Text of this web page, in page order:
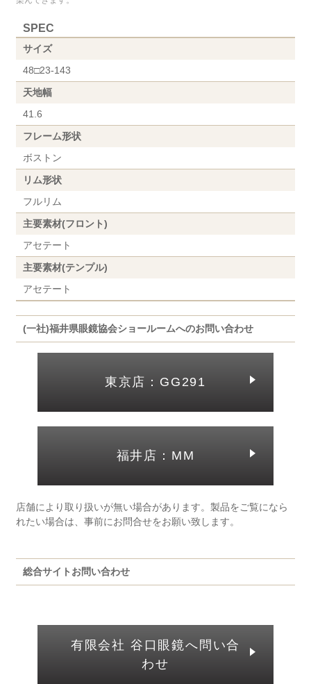
SPEC
サイズ
48□23-143
天地幅
41.6
フレーム形状
ボストン
リム形状
フルリム
主要素材(フロント)
アセテート
主要素材(テンプル)
アセテート
(一社)福井県眼鏡協会ショールームへのお問い合わせ
東京店：GG291
福井店：MM
店舗により取り扱いが無い場合があります。製品をご覧になら
れたい場合は、事前にお問合せをお願い致します。
総合サイトお問い合わせ
有限会社 谷口眼鏡へ問い合
わせ